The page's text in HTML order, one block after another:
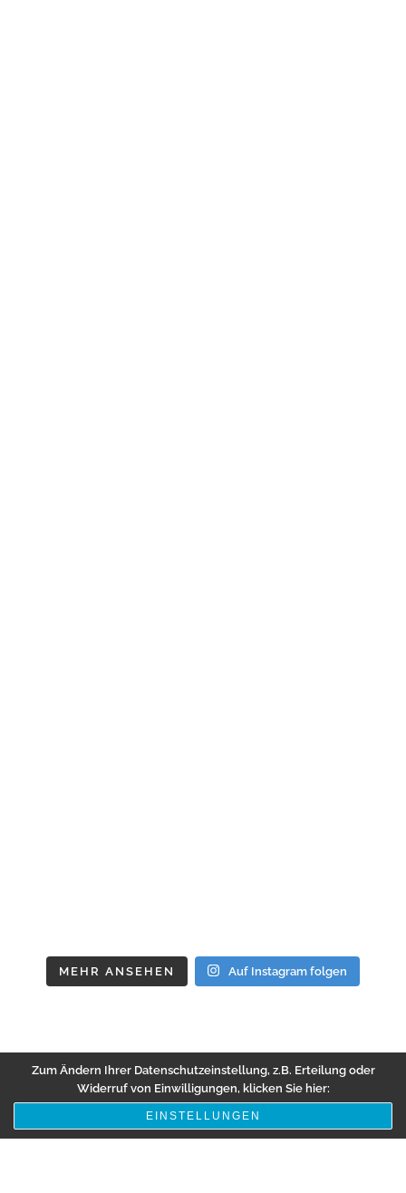
MEHR ANSEHEN Auf Instagram folgen
Zum Ändern Ihrer Datenschutzeinstellung, z.B. Erteilung oder
Widerruf von Einwilligungen, klicken Sie hier:
EINSTELLUNGEN